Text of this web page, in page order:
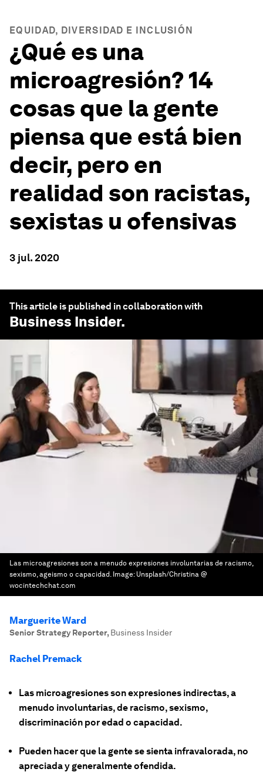
EQUIDAD, DIVERSIDAD E INCLUSIÓN
¿Qué es una
microagresión? 14
cosas que la gente
piensa que está bien
decir, pero en
realidad son racistas,
sexistas u ofensivas
3 jul. 2020
This article is published in collaboration with
Business Insider.
Las microagresiones son a menudo expresiones involuntarias de racismo,
sexismo, ageismo o capacidad. Image: Unsplash/Christina @
wocintechchat.com
Marguerite Ward
Senior Strategy Reporter, Business Insider
Rachel Premack
Las microagresiones son expresiones indirectas, a
menudo involuntarias, de racismo, sexismo,
discriminación por edad o capacidad.
Pueden hacer que la gente se sienta infravalorada, no
apreciada y generalmente ofendida.